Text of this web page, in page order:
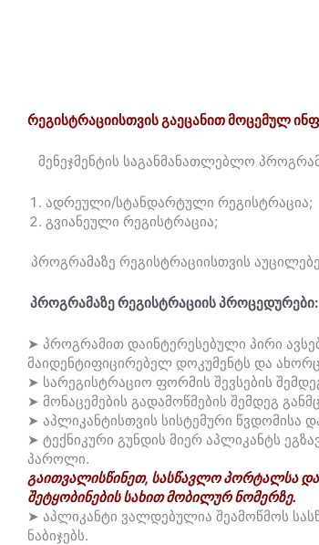
რეგისტრაციისთვის გაეცანით მოცემულ
მენეჯმენტის საგანმანათლებლო
ადრეული/სტანდარტული რეგისტრაცია;
გვიანეული რეგისტრაცია;
პროგრამაზე რეგისტრაციისთვის
პროგრამაზე რეგისტრაციის პროცედურები:
➤ პროგრამით დაინტერესებული პირი
მაიდენტიფიცირებელ დოკუმენტს და
➤ სარეგისტრაციო ფორმის შევსების
➤ მონაცემების გადამოწმების შემდეგ
➤ აპლიკანტისთვის სისტემური წვდომისა
➤ ტექნიკური გუნდის მიერ აპლიკანტს
პაროლი.
გაითვალისწინეთ, სასწავლო პორტალსა
შეტყობინების სახით მობილურ ნომერზე.
➤ აპლიკანტი ვალდებულია შეამოწმოს
ნაბიჯებს.